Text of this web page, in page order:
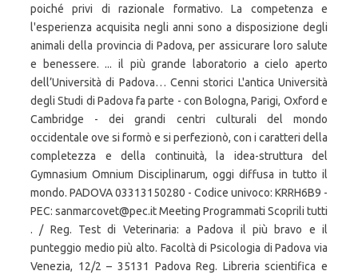
poiché privi di razionale formativo. La competenza e
l'esperienza acquisita negli anni sono a disposizione degli
animali della provincia di Padova, per assicurare loro salute
e benessere. ... il più grande laboratorio a cielo aperto
dell’Università di Padova… Cenni storici L'antica Università
degli Studi di Padova fa parte - con Bologna, Parigi, Oxford e
Cambridge - dei grandi centri culturali del mondo
occidentale ove si formò e si perfezionò, con i caratteri della
completezza e della continuità, la idea-struttura del
Gymnasium Omnium Disciplinarum, oggi diffusa in tutto il
mondo. PADOVA 03313150280 - Codice univoco: KRRH6B9 -
PEC: sanmarcovet@pec.it Meeting Programmati Scoprili tutti
. / Reg. Test di Veterinaria: a Padova il più bravo e il
punteggio medio più alto. Facoltà di Psicologia di Padova via
Venezia, 12/2 – 35131 Padova Reg. Libreria scientifica e